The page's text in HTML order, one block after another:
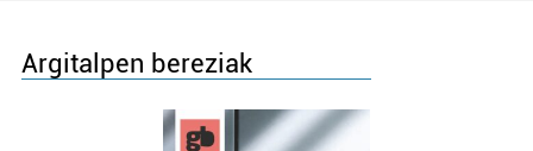
Argitalpen bereziak